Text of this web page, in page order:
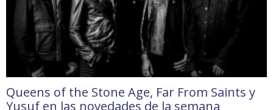
Queens of the Stone Age, Far From Saints y
Yusuf en las novedades de la semana